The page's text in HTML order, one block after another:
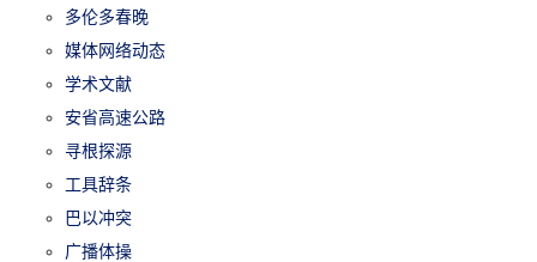
多伦多春晚
媒体网络动态
学术文献
安省高速公路
寻根探源
工具辞条
巴以冲突
广播体操